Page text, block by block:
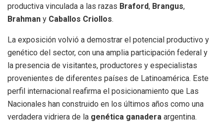
productiva vinculada a las razas Braford, Brangus,
Brahman y Caballos Criollos.
La exposición volvió a demostrar el potencial productivo y
genético del sector, con una amplia participación federal y
la presencia de visitantes, productores y especialistas
provenientes de diferentes países de Latinoamérica. Este
perfil internacional reafirma el posicionamiento que Las
Nacionales han construido en los últimos años como una
verdadera vidriera de la genética ganadera argentina.